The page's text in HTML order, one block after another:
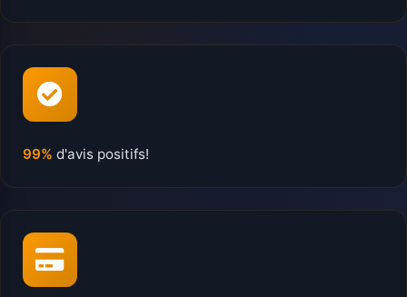
99% d'avis positifs!